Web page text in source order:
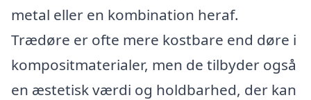
metal eller en kombination heraf.
Trædøre er ofte mere kostbare end døre i
kompositmaterialer, men de tilbyder også
en æstetisk værdi og holdbarhed, der kan